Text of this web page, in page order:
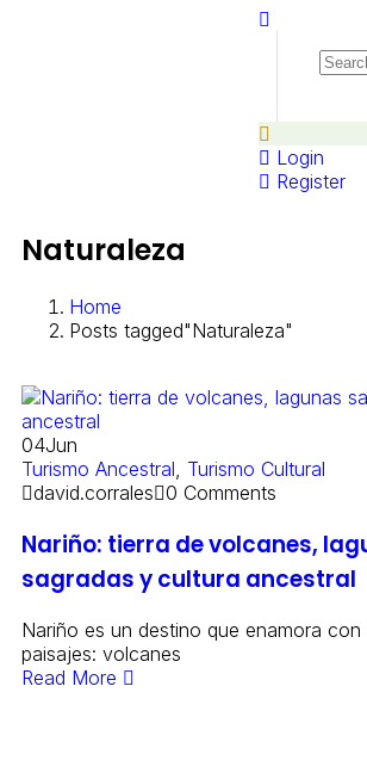
Login
Register
Naturaleza
Home
Posts tagged"Naturaleza"
04Jun
Turismo Ancestral Turismo Cultural
david.corrales 0 Comments
Nariño: tierra de volcanes,
sagradas y cultura ancestral
Nariño es un destino que enamora con
paisajes: volcanes
Read More